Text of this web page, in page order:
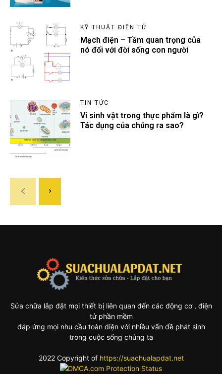
KỸ THUẬT ĐIỆN TỬ
Mạch điện – Tầm quan trọng của
nó đối với đời sống con người
TIN TỨC
Vi sinh vật trong thực phẩm là gì?
Tác dụng của chúng ra sao?
Sửa chữa lắp đặt mọi thiết bị liên quan đến các động cơ , điện
tử phần mềm
đáp ứng mọi nhu cầu toàn diện với nhiều vấn đề phát sinh
trong cuộc sống chúng ta
2022 Copyright of https://suachualapdat.net